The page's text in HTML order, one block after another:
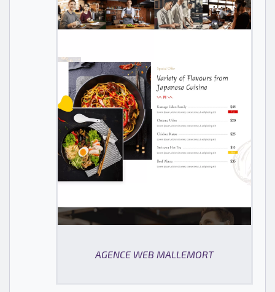
AGENCE WEB MALLEMORT